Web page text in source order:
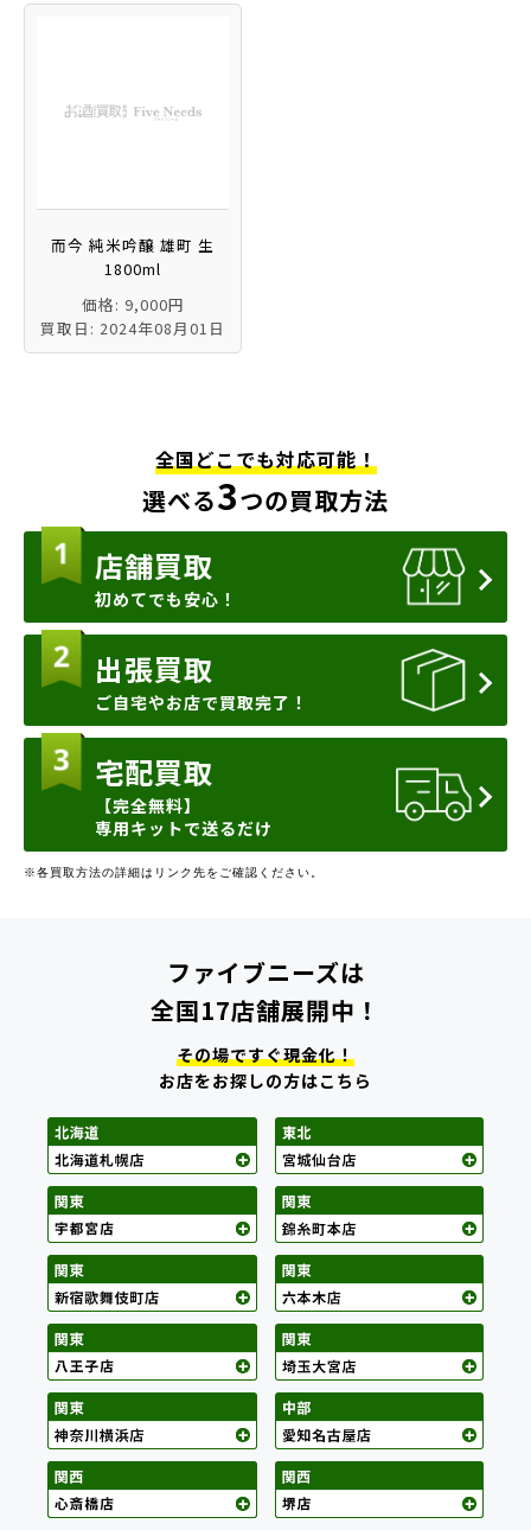
而今 純米吟醸 雄町 生
1800ml
価格: 9,000円
買取日: 2024年08月01日
全国どこでも対応可能！
選べる3つの買取方法
店舗買取
初めてでも安心！
出張買取
ご自宅やお店で買取完了！
宅配買取
【完全無料】
専用キットで送るだけ
※各買取方法の詳細はリンク先をご確認ください。
ファイブニーズは
全国17店舗展開中！
その場ですぐ現金化！
お店をお探しの方はこちら